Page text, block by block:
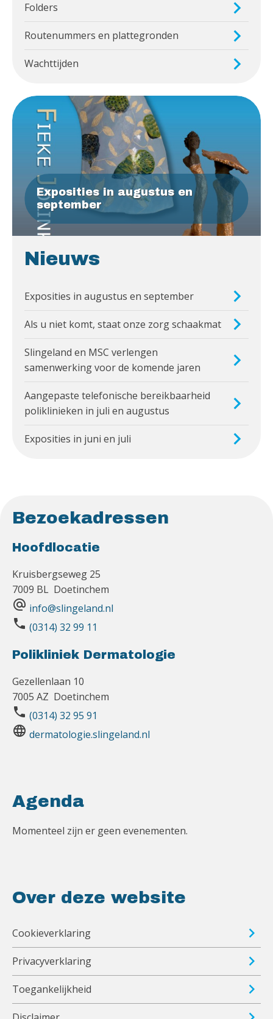
Folders
Routenummers en plattegronden
Wachttijden
Exposities in augustus en
september
Nieuws
Exposities in augustus en september
Als u niet komt, staat onze zorg schaakmat
Slingeland en MSC verlengen
samenwerking voor de komende jaren
Aangepaste telefonische bereikbaarheid
poliklinieken in juli en augustus
Exposities in juni en juli
Bezoekadressen
Hoofdlocatie
Kruisbergseweg 25
7009 BL Doetinchem
alternate_email info@slingeland.nl
phone (0314) 32 99 11
Polikliniek Dermatologie
Gezellenlaan 10
7005 AZ Doetinchem
phone (0314) 32 95 91
language dermatologie.slingeland.nl
Agenda
Momenteel zijn er geen evenementen.
Over deze website
Cookieverklaring
Privacyverklaring
Toegankelijkheid